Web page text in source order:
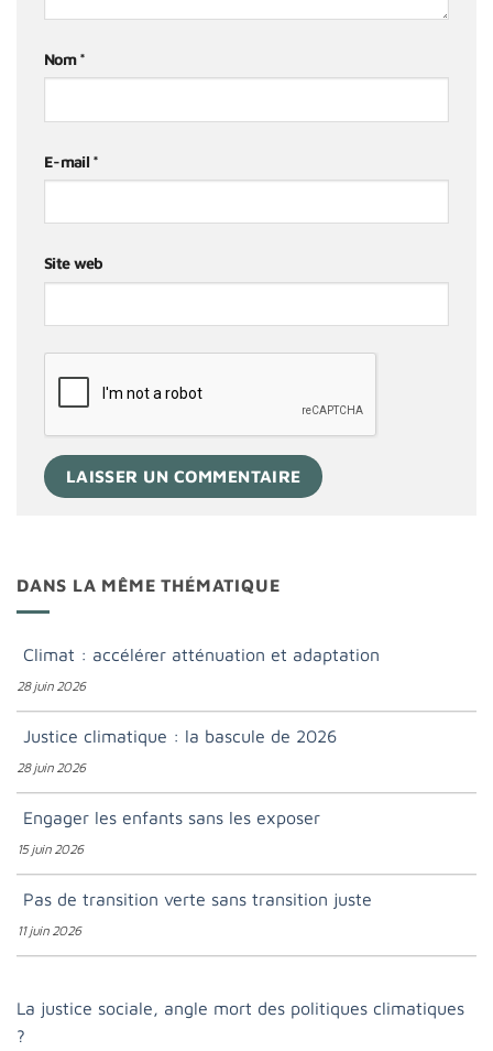
Nom*
E-mail *
Site web
DANS LA MÊME THÉMATIQUE
Climat : accélérer atténuation et adaptation
28 juin 2026
Justice climatique : la bascule de 2026
28 juin 2026
Engager les enfants sans les exposer
15 juin 2026
Pas de transition verte sans transition juste
11 juin 2026
La justice sociale, angle mort des politiques climatiques
?